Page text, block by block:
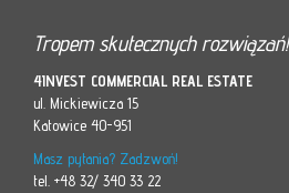
Tropem skutecznych rozwiązań!
4INVEST COMMERCIAL REAL ESTATE
ul. Mickiewicza 15
Katowice 40-951
Masz pytania? Zadzwoń!
tel. +48 32/ 340 33 22